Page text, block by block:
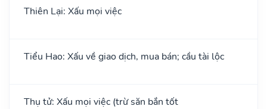
Thiên Lại: Xấu mọi việc
Tiểu Hao: Xấu về giao dịch, mua bán; cầu tài lộc
Thụ tử: Xấu mọi việc (trừ săn bắn tốt